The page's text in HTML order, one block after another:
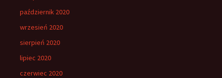
październik 2020
wrzesień 2020
sierpień 2020
lipiec 2020
czerwiec 2020